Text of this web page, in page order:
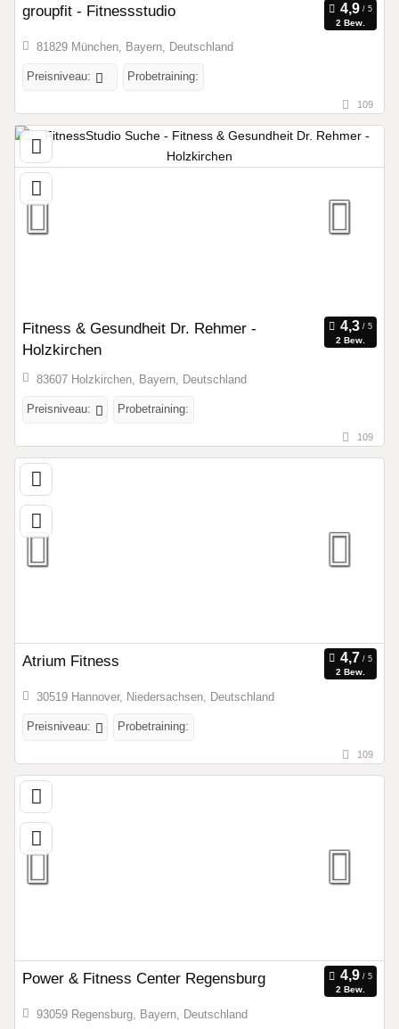
groupfit - Fitnessstudio
2 Bew.
81829 München, Bayern, Deutschland
Preisniveau: Probetraining:
109
Fitness & Gesundheit Dr. Rehmer -
Holzkirchen
2 Bew.
83607 Holzkirchen, Bayern, Deutschland
Preisniveau: Probetraining:
109
Atrium Fitness
2 Bew.
30519 Hannover, Niedersachsen, Deutschland
Preisniveau: Probetraining:
109
Power & Fitness Center Regensburg
2 Bew.
93059 Regensburg, Bayern, Deutschland